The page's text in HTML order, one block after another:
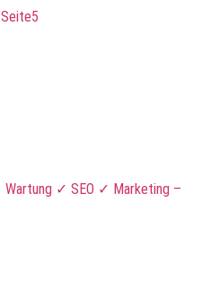
Seite5